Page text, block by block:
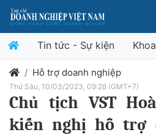
Tin tức - Sự kiện
Hỗ trợ doanh nghiệp
Thứ Sáu, 10/03/2023, 09:28 (GMT+7)
Chủ tịch VST
kiến nghị hỗ trợ